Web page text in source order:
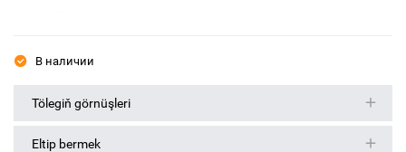
В наличии
Tölegiň görnüşleri
Eltip bermek